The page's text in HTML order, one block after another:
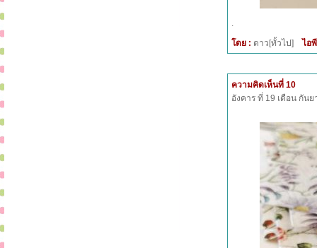
.
โดย : ดาว[ทั้วไป] ไอ
ความคิดเห็นที่ 10
อังคาร ที่ 19 เดือน กัน